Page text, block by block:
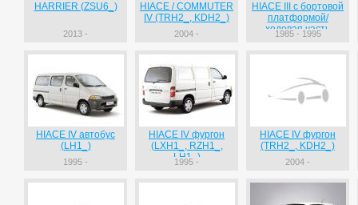
HARRIER (ZSU6_)
2013 -
HIACE / COMMUTER
IV (TRH2_, KDH2_)
2004 -
HIACE III c бортовой
платформой/
ходовая часть
(YH8_, LH8_)
1985 - 1995
HIACE IV автобус
(LH1_)
1995 -
HIACE IV фургон
(LXH1_, RZH1_,
LH1_)
1995 -
HIACE IV фургон
(TRH2_, KDH2_)
2004 -